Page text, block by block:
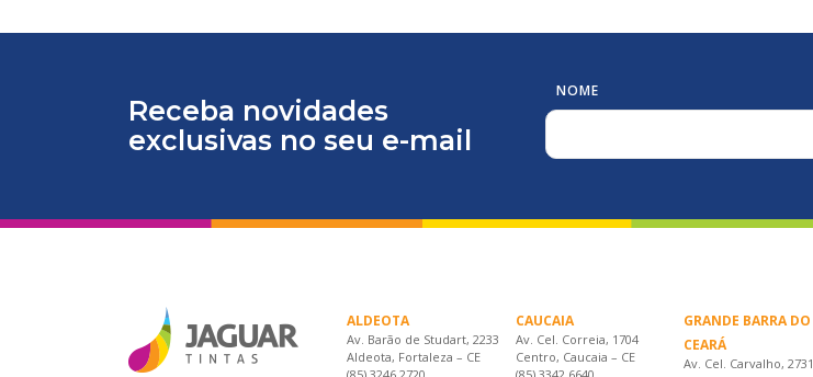
Receba novidades
exclusivas no seu e-mail
NOME
ALDEOTA
Av. Barão de Studart, 2233
Aldeota, Fortaleza – CE
(85) 3246.2720
CAUCAIA
Av. Cel. Correia, 1704
Centro, Caucaia – CE
(85) 3342.6640
GRANDE BARRA DO
CEARÁ
Av. Cel. Carvalho, 2731